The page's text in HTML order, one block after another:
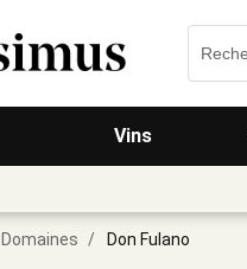
Vins
Domaines / Don Fulano